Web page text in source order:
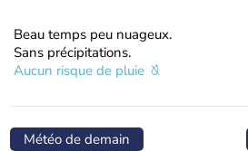
Beau temps peu nuageux.
Sans précipitations.
Aucun risque de pluie
Météo de demain